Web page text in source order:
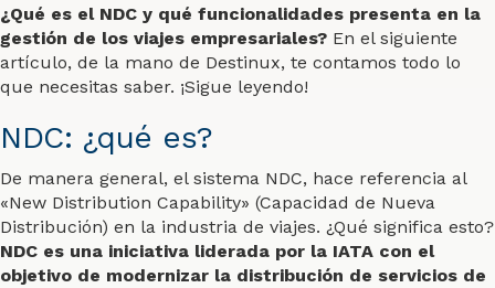
¿Qué es el NDC y qué funcionalidades presenta en la
gestión de los viajes empresariales? En el siguiente
artículo, de la mano de Destinux, te contamos todo lo
que necesitas saber. ¡Sigue leyendo!
NDC: ¿qué es?
De manera general, el sistema NDC, hace referencia al
«New Distribution Capability» (Capacidad de Nueva
Distribución) en la industria de viajes. ¿Qué significa esto?
NDC es una iniciativa liderada por la IATA con el
objetivo de modernizar la distribución de servicios de